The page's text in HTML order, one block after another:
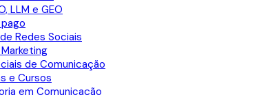
LLM e GEO
Redes Sociais
de Comunicação
e Cursos
em Comunicação